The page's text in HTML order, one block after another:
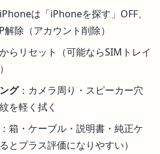
は「iPhoneを探す」OFF、
除（アカウント削除）
らリセット（可能ならSIMトレイ
グ：カメラ周り・スピーカー穴
を軽く拭く
：箱・ケーブル・説明書・純正ケ
とプラス評価になりやすい）